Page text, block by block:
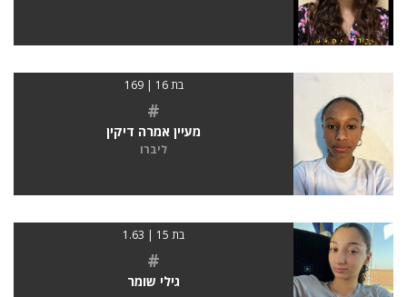
בת 16 | 169
#
מעיין אמרה דיקין
ליברו
בת 15 | 1.63
#
גילי שומר